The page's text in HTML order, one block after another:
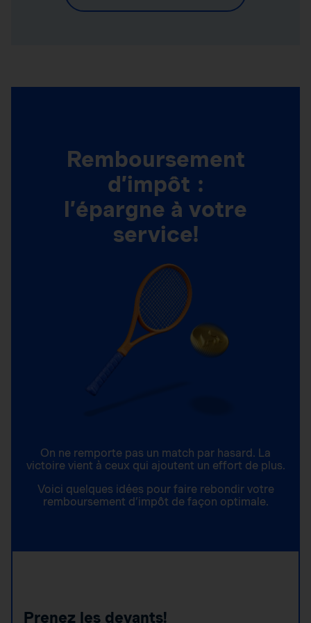
Remboursement
d’impôt :
l’épargne à votre
service!
On ne remporte pas un match par hasard. La
victoire vient à ceux qui ajoutent un effort de plus.
Voici quelques idées pour faire rebondir votre
remboursement d’impôt de façon optimale.
Prenez les devants!